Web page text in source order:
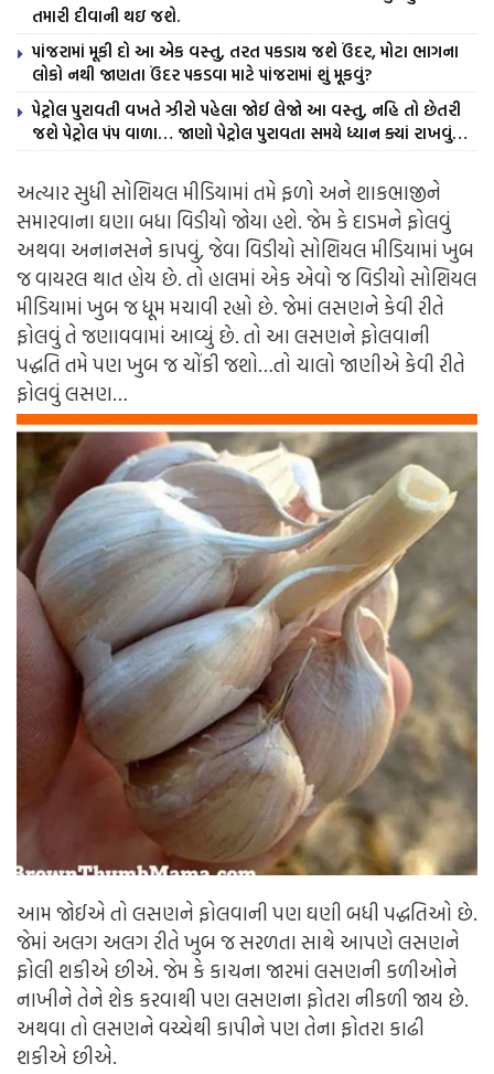
તમારી દીવાની થઇ જશે.
પાંજરામાં મૂકી દો આ એક વસ્તુ, તરત પકડાય જશે ઉંદર, મોટા ભાગના
લોકો નથી જાણતા ઉંદર પકડવા માટે પાંજરામાં શું મૂકવું?
પેટ્રોલ પુરાવતી વખતે ઝીરો પહેલા જોઈ લેજો આ વસ્તુ, નહિ તો છેતરી
જશે પેટ્રોલ પંપ વાળા… જાણો પેટ્રોલ પુરાવતા સમયે ધ્યાન ક્યાં રાખવું…
અત્યાર સુધી સોશિયલ મીડિયામાં તમે ફળો અને શાકભાજીને
સમારવાના ઘણા બધા વિડીયો જોયા હશે. જેમ કે દાડમને ફોલવું
અથવા અનાનસને કાપવું, જેવા વિડીયો સોશિયલ મીડિયામાં ખુબ
જ વાયરલ થાત હોય છે. તો હાલમાં એક એવો જ વિડીયો સોશિયલ
મીડિયામાં ખુબ જ ધૂમ મચાવી રહ્યો છે. જેમાં લસણને કેવી રીતે
ફોલવું તે જણાવવામાં આવ્યું છે. તો આ લસણને ફોલવાની
પદ્ધતિ તમે પણ ખુબ જ ચોંકી જશો…તો ચાલો જાણીએ કેવી રીતે
ફોલવું લસણ…
આમ જોઈએ તો લસણને ફોલવાની પણ ઘણી બધી પદ્ધતિઓ છે.
જેમાં અલગ અલગ રીતે ખુબ જ સરળતા સાથે આપણે લસણને
ફોલી શકીએ છીએ. જેમ કે કાચના જારમાં લસણની કળીઓને
નાખીને તેને શેક કરવાથી પણ લસણના ફોતરા નીકળી જાય છે.
અથવા તો લસણને વચ્ચેથી કાપીને પણ તેના ફોતરા કાઢી
શકીએ છીએ.